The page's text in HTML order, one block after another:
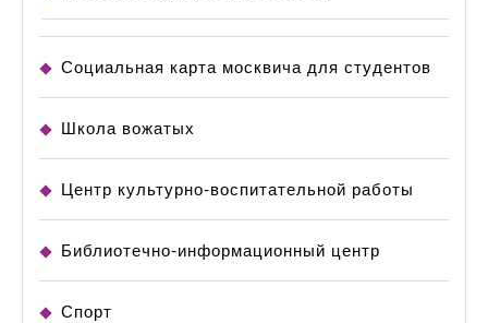
Социальная карта москвича для студентов
Школа вожатых
Центр культурно-воспитательной работы
Библиотечно-информационный центр
Спорт